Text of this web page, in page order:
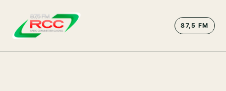
87,5 FM